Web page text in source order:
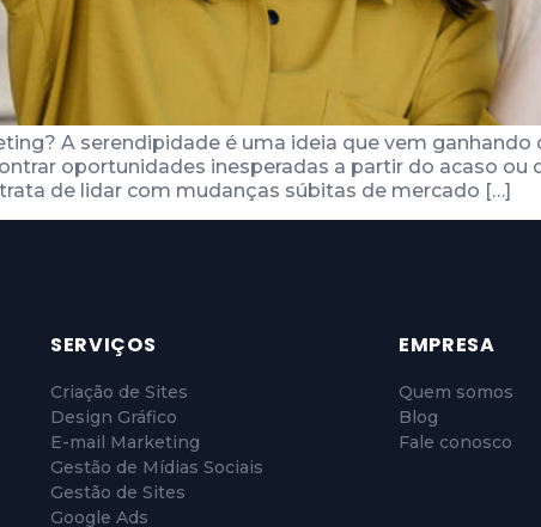
A serendipidade é uma ideia que vem
oportunidades inesperadas a partir do acaso ou
de lidar com mudanças súbitas de mercado […]
SERVIÇOS
Criação de Sites
Design Gráfico
E-mail Marketing
Gestão de Mídias Sociais
Gestão de Sites
Google Ads
EMPRESA
Quem somos
Blog
Fale conosco